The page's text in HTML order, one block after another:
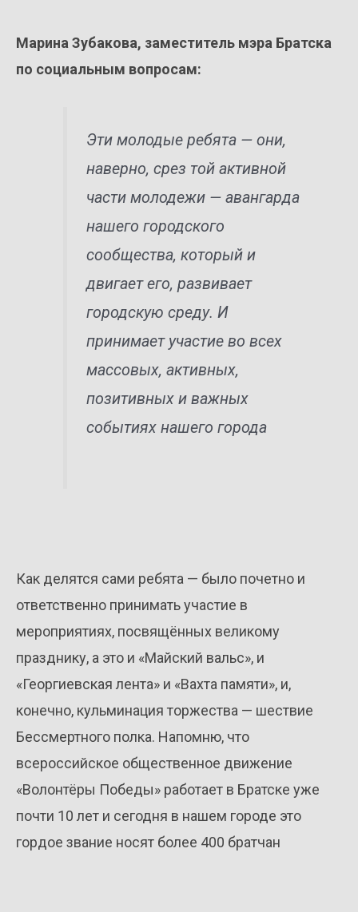
Марина Зубакова, заместитель мэра Братска
по социальным вопросам:
Эти молодые ребята — они,
наверно, срез той активной
части молодежи — авангарда
нашего городского
сообщества, который и
двигает его, развивает
городскую среду. И
принимает участие во всех
массовых, активных,
позитивных и важных
событиях нашего города
Как делятся сами ребята — было почетно и
ответственно принимать участие в
мероприятиях, посвящённых великому
празднику, а это и «Майский вальс», и
«Георгиевская лента» и «Вахта памяти», и,
конечно, кульминация торжества — шествие
Бессмертного полка. Напомню, что
всероссийское общественное движение
«Волонтёры Победы» работает в Братске уже
почти 10 лет и сегодня в нашем городе это
гордое звание носят более 400 братчан